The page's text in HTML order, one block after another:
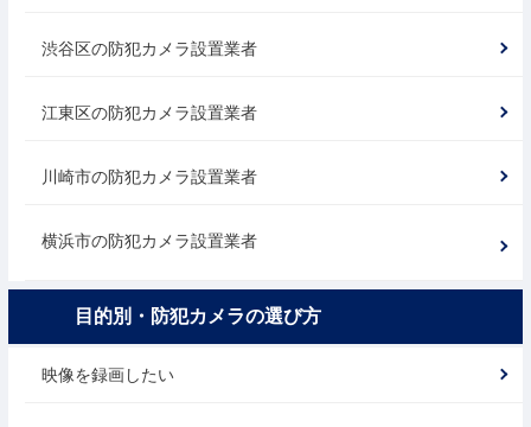
渋谷区の防犯カメラ設置業者
江東区の防犯カメラ設置業者
川崎市の防犯カメラ設置業者
横浜市の防犯カメラ設置業者
目的別・防犯カメラの選び方
映像を録画したい